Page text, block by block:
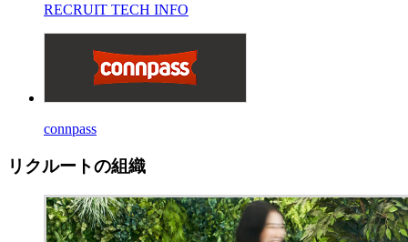
RECRUIT TECH INFO
connpass
リクルートの組織